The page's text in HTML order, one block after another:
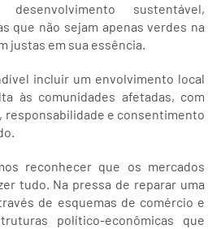
sustentável,
que não sejam apenas verdes na
justas em sua essência.
incluir um envolvimento local
às comunidades afetadas, com
responsabilidade e consentimento
reconhecer que os mercados
tudo. Na pressa de reparar uma
de esquemas de comércio e
político-econômicas que